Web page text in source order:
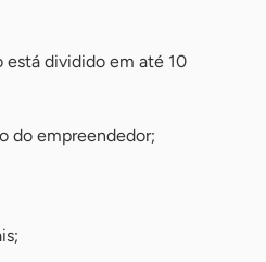
está dividido em até 10
do empreendedor;